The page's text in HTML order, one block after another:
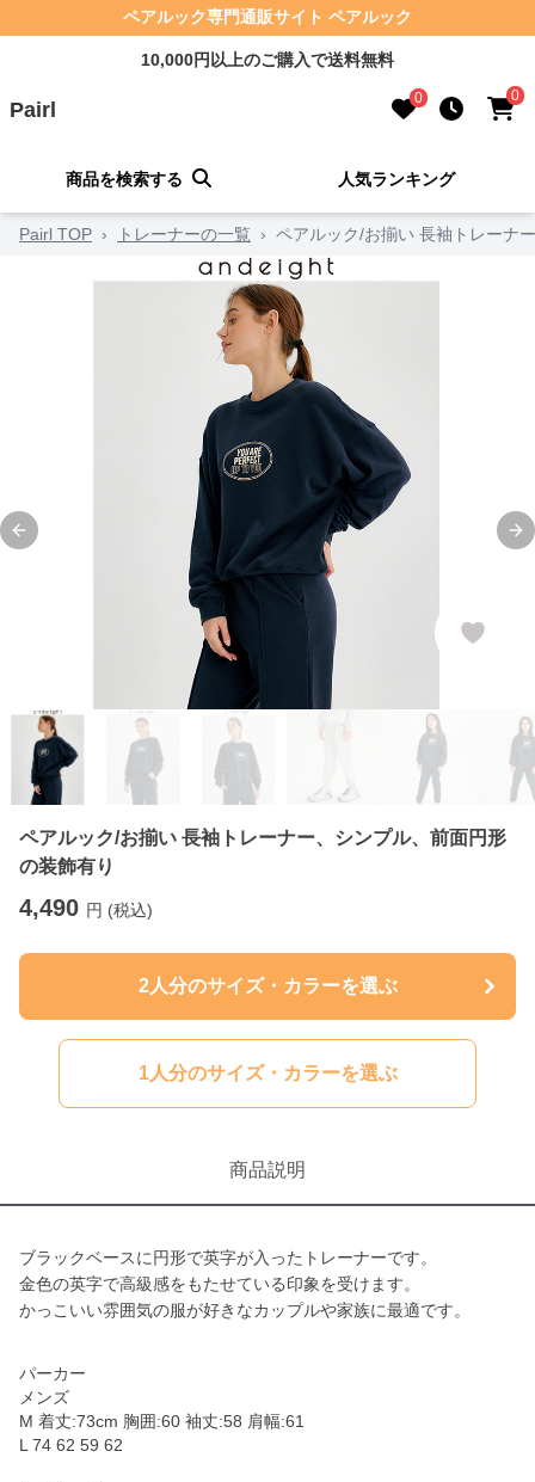
ペアルック専門通販サイト ペアルック
10,000円以上のご購入で送料無料
Pairl 0 0
商品を検索する 人気ランキング
Pairl TOP › トレーナーの一覧 › ペアルック/お揃い 長袖トレーナ
Previous slide
ペアルック/お揃い 長袖トレーナー、シンプル、前面円形
の装飾有り
4,490 円 (税込)
2人分のサイズ・カラーを選ぶ
1人分のサイズ・カラーを選ぶ
商品説明
ブラックベースに円形で英字が入ったトレーナーです。
金色の英字で高級感をもたせている印象を受けます。
かっこいい雰囲気の服が好きなカップルや家族に最適です。
パーカー
メンズ
M 着丈:73cm 胸囲:60 袖丈:58 肩幅:61
L 74 62 59 62